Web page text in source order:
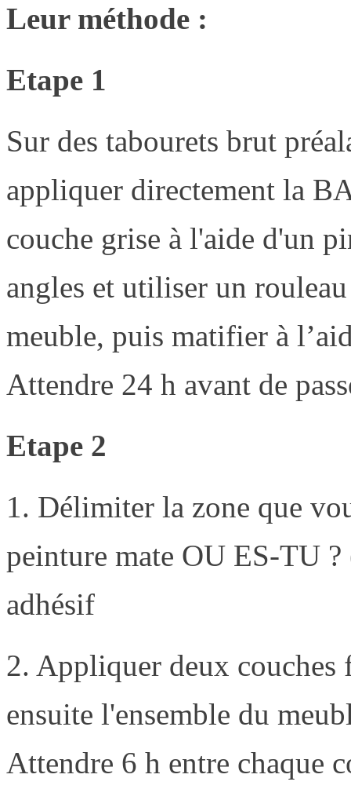
Leur méthode :
Etape 1
Sur des tabourets brut
appliquer directement la
couche grise à l'aide d'un
angles et utiliser un
meuble, puis matifier à
Attendre 24 h avant de
Etape 2
1. Délimiter la zone que
peinture mate OU ES-TU
adhésif
2. Appliquer deux
ensuite l'ensemble du
Attendre 6 h entre chaque